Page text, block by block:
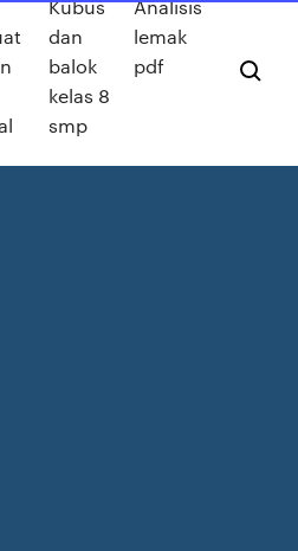
Kubus
dan
balok
kelas 8
smp
Analisis
lemak
pdf